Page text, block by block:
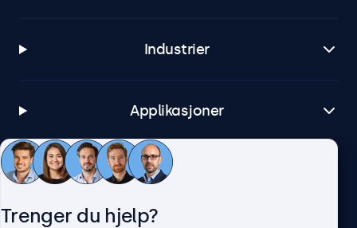
Industrier
Applikasjoner
Kundeservice
Trenger du hjelp?